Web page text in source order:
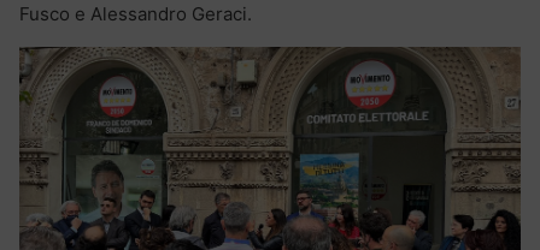
Fusco e Alessandro Geraci.